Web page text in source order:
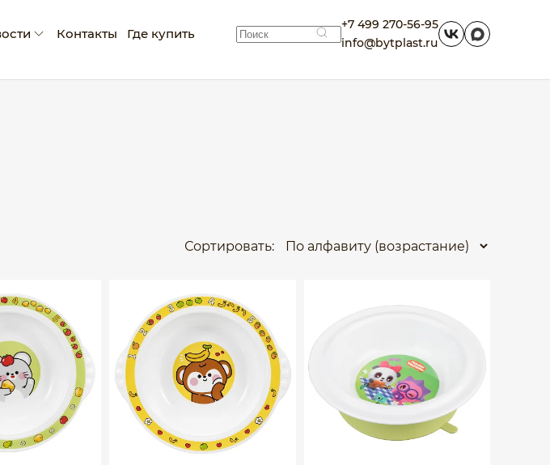
Контакты Где купить
+7 499 270-56-95
info@bytplast.ru
Сортировать: